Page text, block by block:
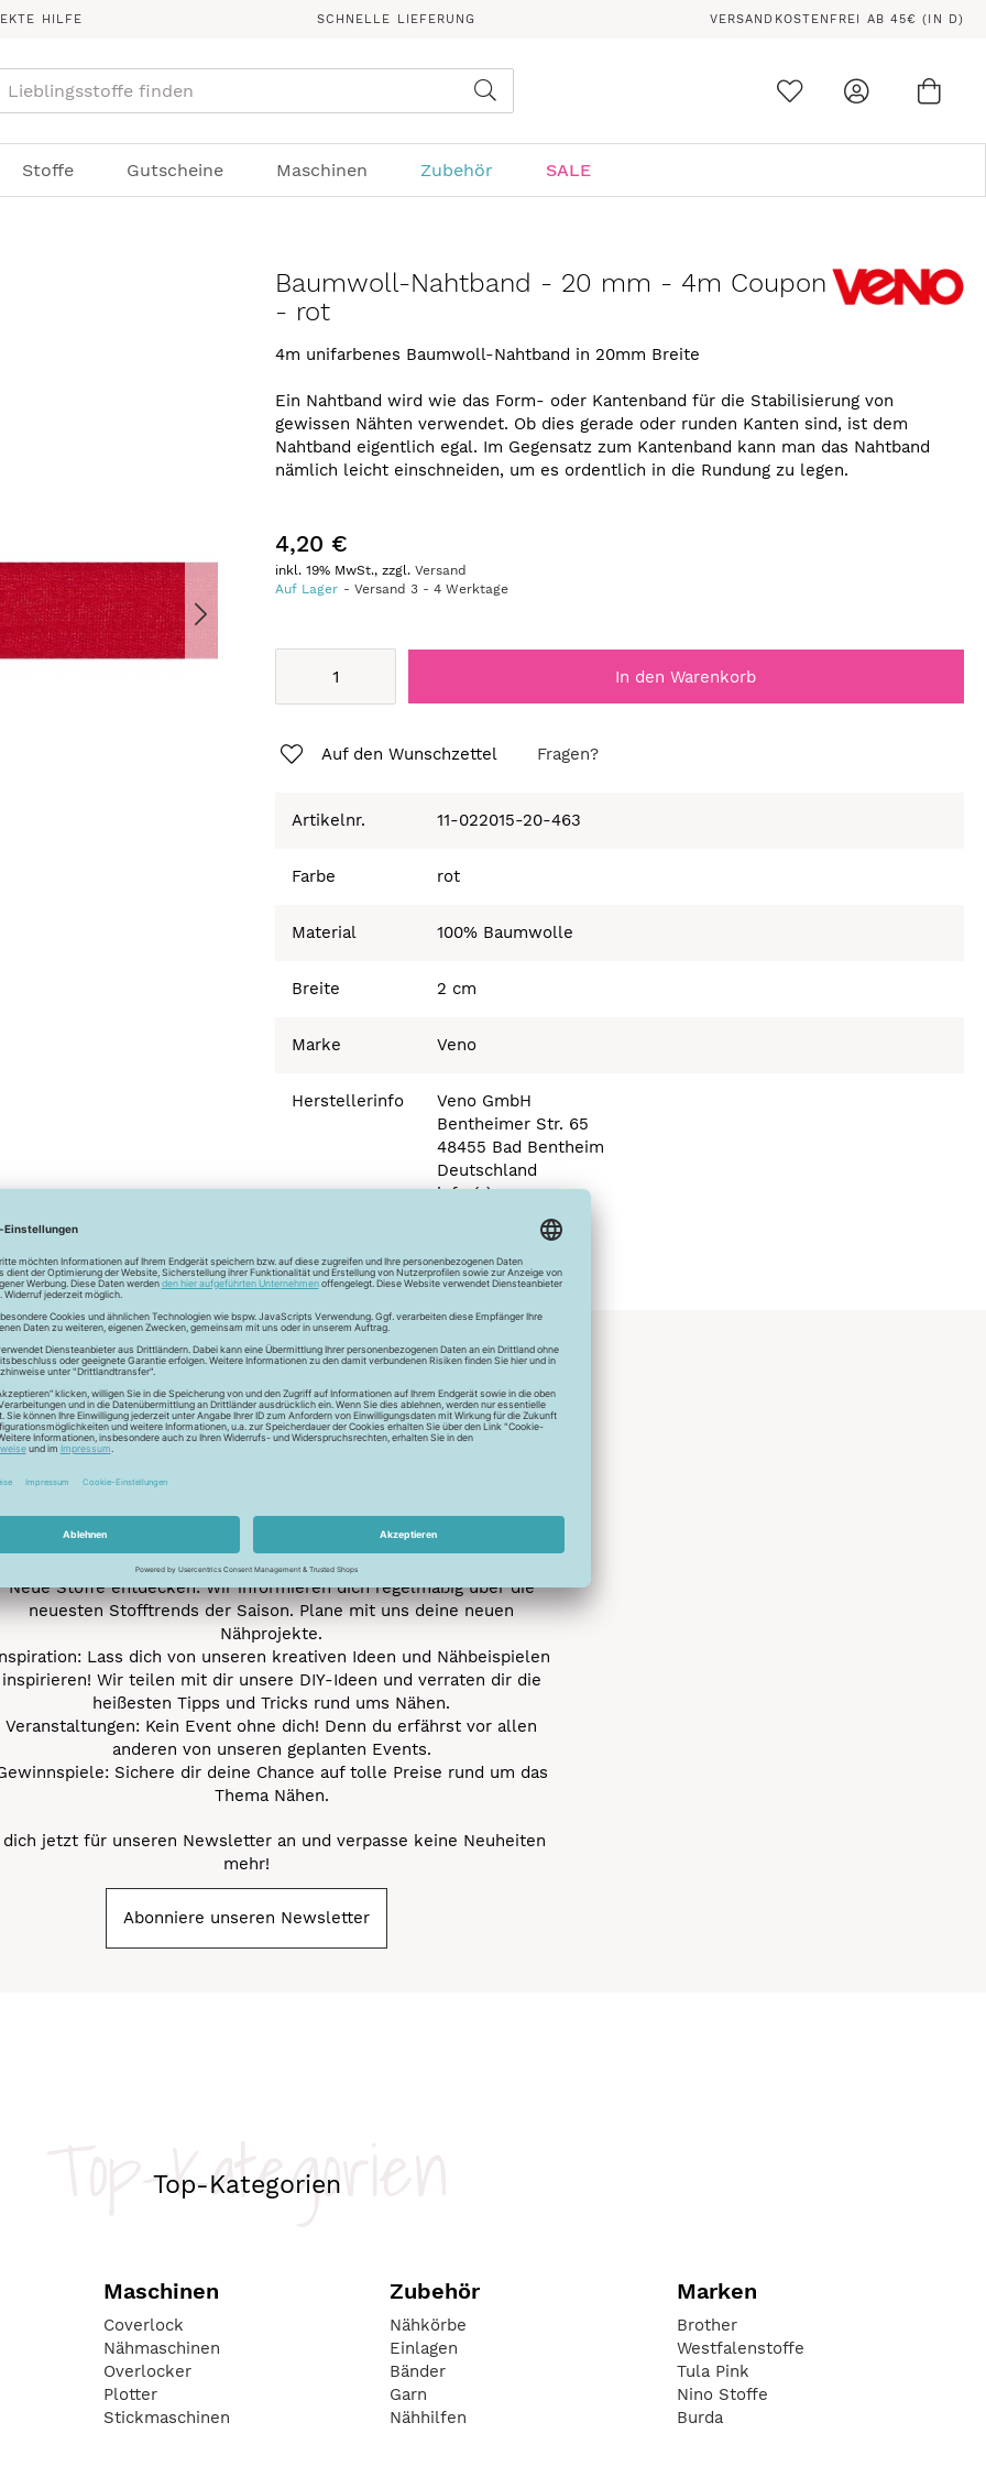
HILFE SCHNELLE LIEFERUNG VERSANDKOSTENFREI AB 45€ (IN D)
Stoffe Gutscheine Maschinen Zubehör SALE
Baumwoll-Nahtband - 20 mm - 4m Coupon
- rot
4m unifarbenes Baumwoll-Nahtband in 20mm Breite
Ein Nahtband wird wie das Form- oder Kantenband für die Stabilisierung von
gewissen Nähten verwendet. Ob dies gerade oder runden Kanten sind, ist dem
Nahtband eigentlich egal. Im Gegensatz zum Kantenband kann man das Nahtband
nämlich leicht einschneiden, um es ordentlich in die Rundung zu legen.
4,20 €
inkl. 19% MwSt., zzgl.Versand
Auf Lager
Versand3 -4 Werktage
In den Warenkorb
Auf den Wunschzettel Fragen?
Artikelnr. 11-022015-20-463
Farbe rot
Material 100% Baumwolle
Breite 2 cm
Marke Veno
Herstellerinfo
Veno GmbH
Bentheimer Str. 65
48455 Bad Bentheim
Deutschland
info (a) veno.com
Unser Newsletter
Newsletter
jetzt unseren exklusiven Newsletter und profitiere von zahlreichen
Aktionen und Rabatte: Als Newsletter Abonnent erfährst du als erstes
von unseren Aktionen und Rabatten!
Neue Stoffe entdecken: Wir informieren dich regelmäßig über die
neuesten Stofftrends der Saison. Plane mit uns deine neuen
Nähprojekte.
Lass dich von unseren kreativen Ideen und Nähbeispielen
inspirieren! Wir teilen mit dir unsere DIY-Ideen und verraten dir die
heißesten Tipps und Tricks rund ums Nähen.
Veranstaltungen: Kein Event ohne dich! Denn du erfährst vor allen
anderen von unseren geplanten Events.
Sichere dir deine Chance auf tolle Preise rund um das
Thema Nähen.
dich jetzt für unseren Newsletter an und verpasse keine Neuheiten
mehr!
Abonniere unseren Newsletter
Top-Kategorien
Top-Kategorien
Maschinen
Coverlock
Nähmaschinen
Overlocker
Plotter
Stickmaschinen
Zubehör
Nähkörbe
Einlagen
Bänder
Garn
Nähhilfen
Marken
Brother
Westfalenstoffe
Tula Pink
Nino Stoffe
Burda